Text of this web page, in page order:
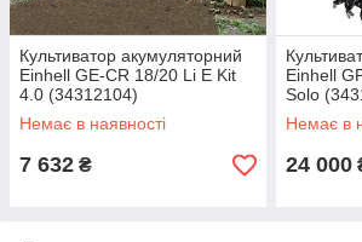
Культиватор акумуляторний
Einhell GE-CR 18/20 Li E Kit
4.0 (34312104)
Немає в наявності
7 632 ₴
Einhell
Solo
Немає в
24 000